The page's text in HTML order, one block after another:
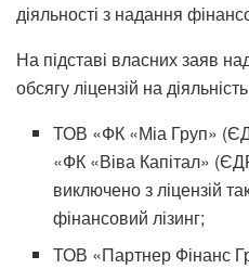
діяльності з надання
На підставі власних заяв
обсягу ліцензій на
ТОВ «ФК «Міа Груп»
«ФК «Віва Капітал»
виключено з ліцензій
фінансовий лізинг;
ТОВ «Партнер Фінанс